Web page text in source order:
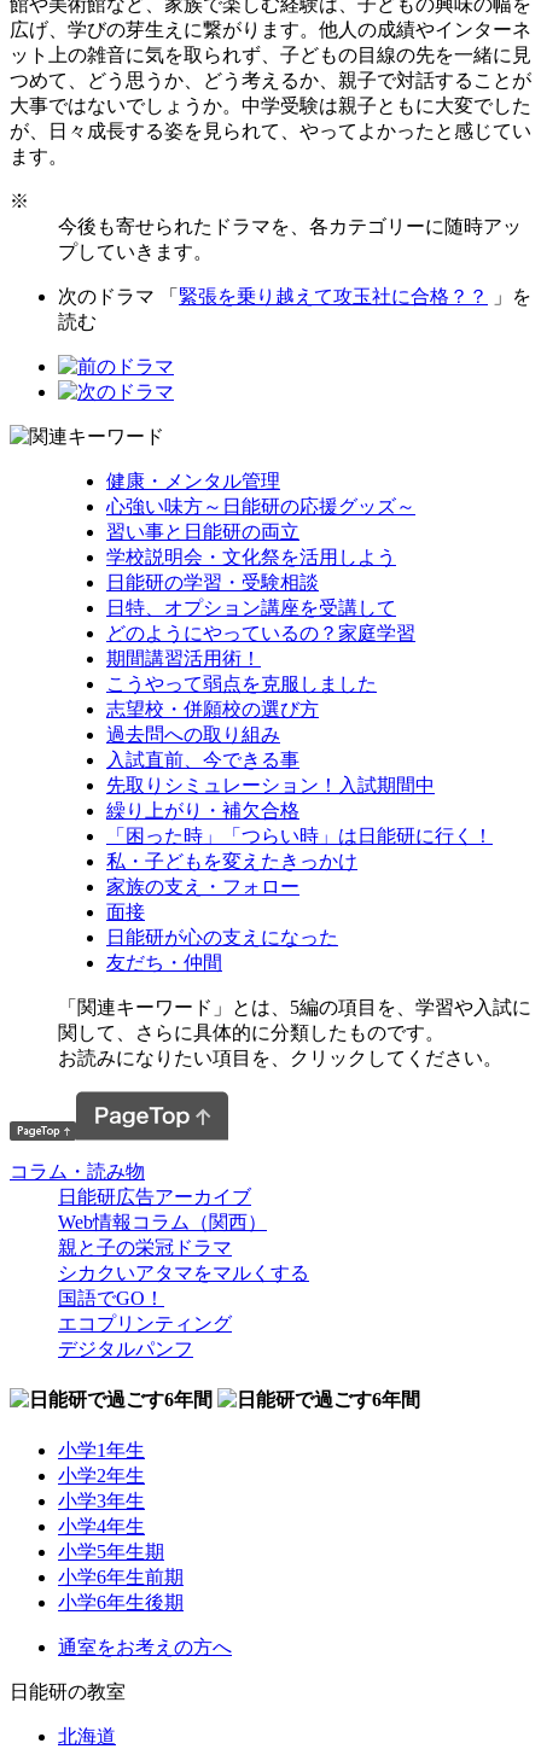
広げ、学びの芽生えに繋がります。他人の成績やインターネ
ット上の雑音に気を取られず、子どもの目線の先を一緒に見
つめて、どう思うか、どう考えるか、親子で対話することが
大事ではないでしょうか。中学受験は親子ともに大変でした
が、日々成長する姿を見られて、やってよかったと感じてい
ます。
※
今後も寄せられたドラマを、各カテゴリーに随時アッ
プしていきます。
次のドラマ 「 緊張を乗り越えて攻玉社に合格？？
」を
読む
健康・メンタル管理
心強い味方～日能研の応援グッズ～
習い事と日能研の両立
学校説明会・文化祭を活用しよう
日能研の学習・受験相談
日特、オプション講座を受講して
どのようにやっているの？家庭学習
期間講習活用術！
こうやって弱点を克服しました
志望校・併願校の選び方
過去問への取り組み
入試直前、今できる事
先取りシミュレーション！入試期間中
繰り上がり・補欠合格
「困った時」「つらい時」は日能研に行く！
私・子どもを変えたきっかけ
家族の支え・フォロー
面接
日能研が心の支えになった
友だち・仲間
「関連キーワード」とは、5編の項目を、学習や入試に
関して、さらに具体的に分類したものです。
お読みになりたい項目を、クリックしてください。
コラム・読み物
日能研広告アーカイブ
Web情報コラム（関西）
親と子の栄冠ドラマ
シカクいアタマをマルくする
国語でGO！
エコプリンティング
デジタルパンフ
小学1年生
小学2年生
小学3年生
小学4年生
小学5年生期
小学6年生前期
小学6年生後期
通室をお考えの方へ
日能研の教室
北海道